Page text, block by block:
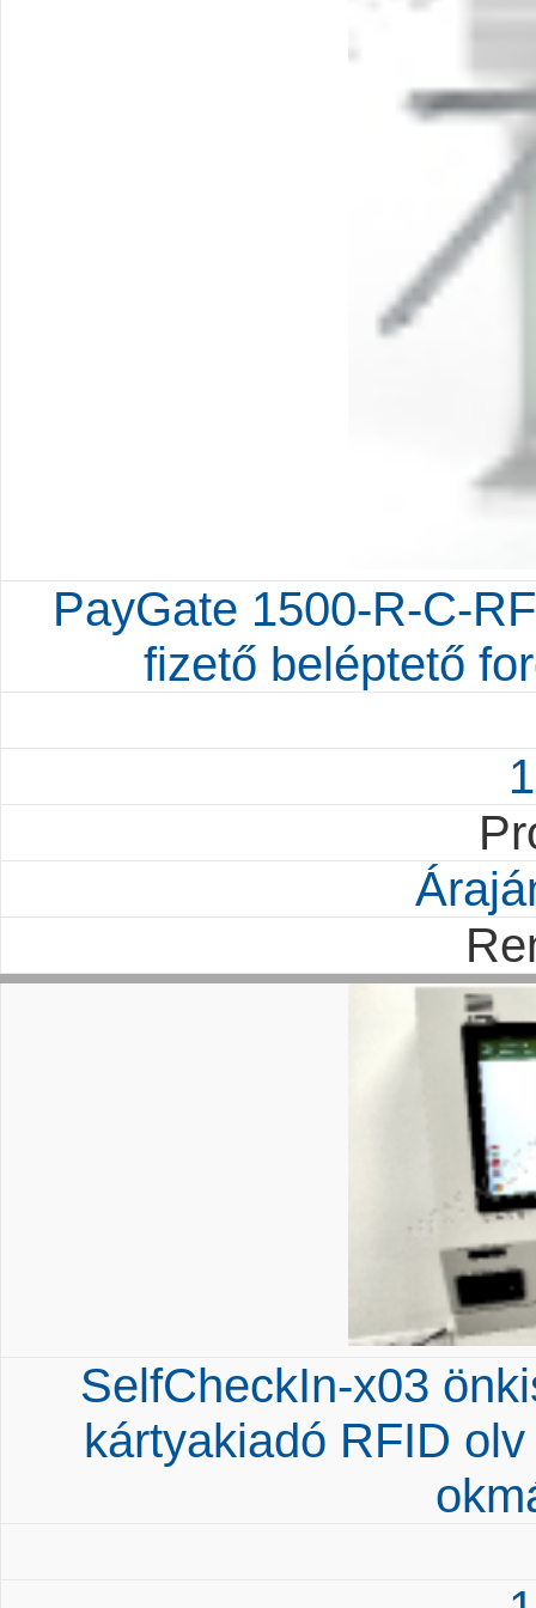
PayGate 1500-R-C-
fizető beléptető
SelfCheckIn-x03
kártyakiadó RFID